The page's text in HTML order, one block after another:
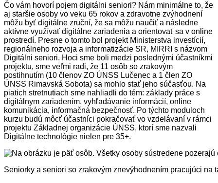
Čo vám hovorí pojem digitálni seniori? Nám minimálne to, že
aj staršie osoby vo veku 65 rokov a zdravotne zvýhodnení
môžu byť digitálne zruční, že sa môžu naučiť a následne
aktívne využívať digitálne zariadenia a orientovať sa v online
prostredí. Presne o tomto bol projekt Ministerstva investícií,
regionálneho rozvoja a informatizácie SR, MIRRI s názvom
Digitálni seniori. Hoci sme boli medzi poslednými účastníkmi
projektu, sme veľmi radi, že 11 osôb so zrakovým
postihnutím (10 členov ZO ÚNSS Lučenec a 1 člen ZO
ÚNSS Rimavská Sobota) sa mohlo stať jeho súčasťou. Na
piatich stretnutiach sme nahliadli do tém: základy práce s
digitálnym zariadením, vyhľadávanie informácií, online
komunikácia, informačná bezpečnosť. Po týchto moduloch
kurzu budú môcť účastníci pokračovať vo vzdelávaní v rámci
projektu Základnej organizácie ÚNSS, ktorí sme nazvali
Digitálne technológie nielen pre 35+.
Seniorky a seniori so zrakovým znevýhodnením pracujúci na